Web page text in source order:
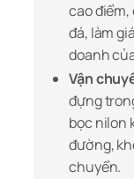
cao
đá, làm
doanh
Vận
đựng
bọc nilon
đường,
chuyển.